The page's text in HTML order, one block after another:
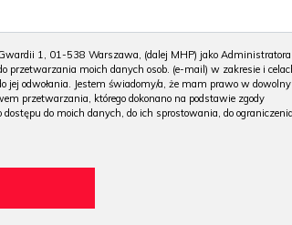
1, 01-538 Warszawa, (dalej MHP) jako Administratora
przetwarzania moich danych osob. (e-mail) w zakresie i
jej odwołania. Jestem świadomy/a, że mam prawo w
przetwarzania, którego dokonano na podstawie zgody
do moich danych, do ich sprostowania, do